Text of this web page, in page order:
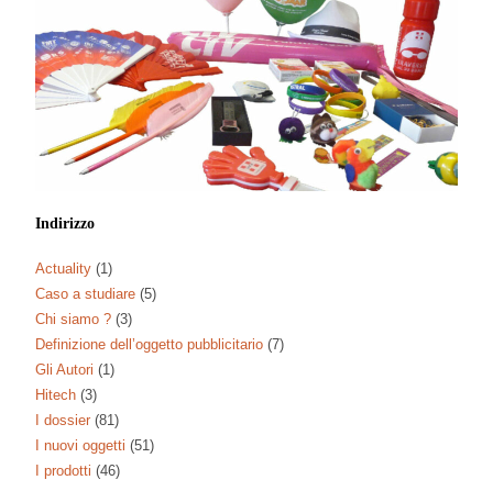
Indirizzo
Actuality (1)
Caso a studiare (5)
Chi siamo ? (3)
Definizione dell’oggetto pubblicitario (7)
Gli Autori (1)
Hitech (3)
I dossier (81)
I nuovi oggetti (51)
I prodotti (46)